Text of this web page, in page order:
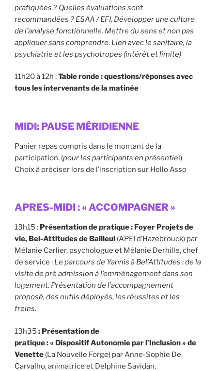
pratiquées ? Quelles évaluations sont
recommandées ? ESAA / EFI. Développer une culture
de l’analyse fonctionnelle. Mettre du sens et non pas
appliquer sans comprendre. Lien avec le sanitaire, la
psychiatrie et les psychotropes (intérêt et limite)
11h20 à 12h :Table ronde : questions/réponses avec
tous les intervenants de la matinée
MIDI: PAUSE MÉRIDIENNE
Panier repas compris dans le montant de la
participation. (pour les participants en présentiel)
Choix à préciser lors de l’inscription sur Hello Asso
APRES-MIDI : « ACCOMPAGNER »
13h15 : Présentation de pratique : Foyer Projets de
vie, Bel-Attitudes de Bailleul (APEI d’Hazebrouck) par
Mélanie Carlier, psychologue et Mélanie Derhille, chef
de service : Le parcours de Yannis à Bel’Attitudes : de la
visite de pré admission à l’emménagement dans son
logement. Présentation de l’accompagnement
proposé, des outils déployés, les réussites et les
freins.
13h35 : Présentation de
pratique :« Dispositif Autonomie par l’Inclusion » de
Venette (La Nouvelle Forge) par Anne-Sophie De
Carvalho, animatrice et Delphine Savidan,